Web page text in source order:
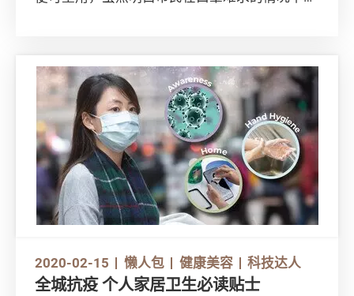
外科口罩！
2020-02-15 懒人包 健康美容 科技达人
全城抗疫 个人家居卫生必读贴士